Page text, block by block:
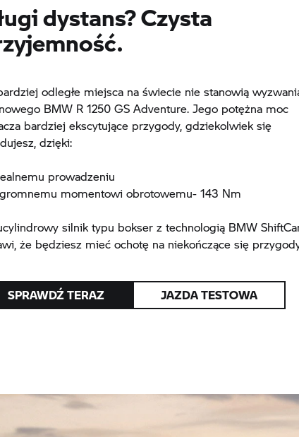
dystans? Czysta
odległe miejsca na świecie nie stanowią
BMW R 1250 GS Adventure. Jego potężna moc
bardziej ekscytujące przygody, gdziekolwiek się
dzięki:
prowadzeniu
momentowi obrotowemu- 143 Nm
silnik typu bokser z technologią BMW
że będziesz mieć ochotę na niekończące się
SPRAWDŹ TERAZ JAZDA TESTOWA